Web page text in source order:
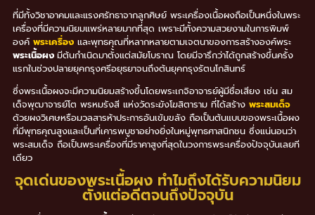
ที่มีทั้งวิชาอาคมและแรงศรัทธาจากลูกศิษย์ พระเครื่องเนื้อผงถือเป็นหนึ่งในพระ
เครื่องที่มีความนิยมแพร่หลายมากที่สุด เพราะมีทั้งความสวยงามในการพิมพ์
องค์ พระเครื่อง และพุทธคุณที่หลากหลายตามเจตนาของการสร้างองค์พระ
พระเนื้อผง มีต้นกำเนิดมาตั้งแต่สมัยโบราณ โดยมีจารึกว่าได้ถูกสร้างขึ้นครั้ง
แรกในช่วงปลายยุคกรุงศรีอยุธยาจนถึงต้นยุคกรุงรัตนโกสินทร์
ซึ่งพระเนื้อผงจะมีความนิยมสร้างขึ้นโดยพระเกจิอาจารย์ผู้มีชื่อเสียง เช่น สม
เด็จพุฒาจารย์โต พรหมรังสี แห่งวัดระฆังโฆสิตาราม ที่ได้สร้าง พระสมเด็จ
ด้วยผงวิเศษหรือมวลสารห้าประการอันเข้มขลัง ถือเป็นต้นแบบของพระเนื้อผง
ที่มีพุทธคุณสูงและเป็นที่เคารพบูชาอย่างยิ่งในหมู่พุทธศาสนิกชน ซึ่งแน่นอนว่า
พระสมเด็จ ถือเป็นพระเครื่องที่มีราคาสูงที่สุดในวงการพระเครื่องปัจจุบันเลยที
เดียว
จุดเด่นของพระเนื้อผง ทำไมถึงได้รับความนิยม
ตั้งแต่อดีตจนถึงปัจจุบัน